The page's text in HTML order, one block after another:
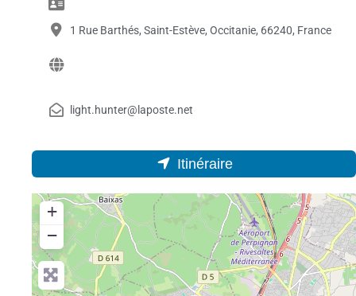
1 Rue Barthés, Saint-Estève, Occitanie, 66240, France
light.hunter@laposte.net
Itinéraire
+
−